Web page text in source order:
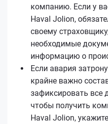
компанию. Если у
Haval Jolion,
своему
необходимые
информацию о
Если авария
крайне важно
зафиксировать все
чтобы получить
Haval Jolion,